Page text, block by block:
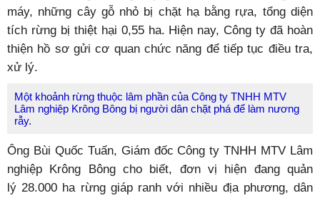
máy, những cây gỗ nhỏ bị chặt hạ bằng rựa, tổng diện
tích rừng bị thiệt hại 0,55 ha. Hiện nay, Công ty đã hoàn
thiện hồ sơ gửi cơ quan chức năng để tiếp tục điều tra,
xử lý.
Một khoảnh rừng thuộc lâm phần của Công ty TNHH MTV
Lâm nghiệp Krông Bông bị người dân chặt phá để làm nương
rẫy.
Ông Bùi Quốc Tuấn, Giám đốc Công ty TNHH MTV Lâm
nghiệp Krông Bông cho biết, đơn vị hiện đang quản
lý 28.000 ha rừng giáp ranh với nhiều địa phương, dân